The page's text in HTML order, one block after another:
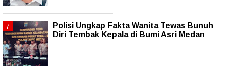
Polisi Ungkap Fakta Wanita Tewas Bunuh
Diri Tembak Kepala di Bumi Asri Medan